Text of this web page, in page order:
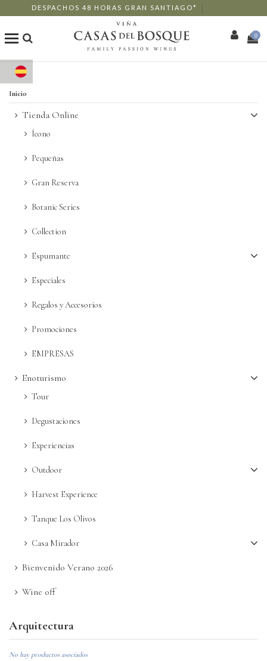
DESPACHOS 48 HORAS GRAN SANTIAGO*
Tienda Online
Nuestros Vinos
Eventos
Wine Club
0
Arquitectura
No hay productos asociados
Inicio
Tienda Online
Ícono
Pequeñas
Gran Reserva
Botanic Series
Collection
Espumante
Especiales
Regalos y Accesorios
Promociones
EMPRESAS
Enoturismo
Tour
Degustaciones
Experiencias
Outdoor
Harvest Experience
Tanque Los Olivos
Casa Mirador
Bienvenido Verano 2026
Wine off